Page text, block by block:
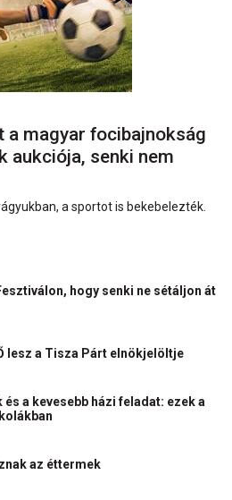
magyar focibajnokság
aukciója, senki nem
a sportot is bekebelezték.
hogy senki ne sétáljon át
lesz a Tisza Párt elnökjelöltje
a kevesebb házi feladat: ezek a
az éttermek